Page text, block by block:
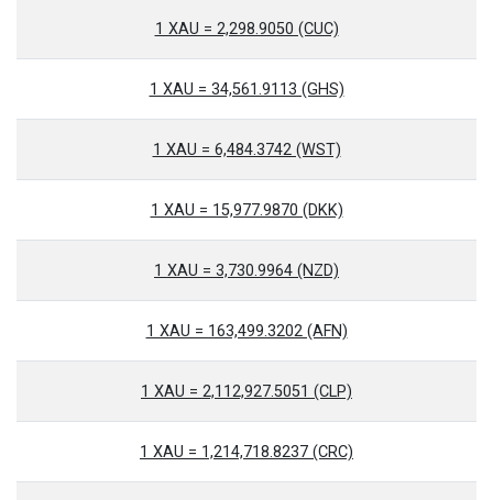
1 XAU = 2,298.9050 (CUC)
1 XAU = 34,561.9113 (GHS)
1 XAU = 6,484.3742 (WST)
1 XAU = 15,977.9870 (DKK)
1 XAU = 3,730.9964 (NZD)
1 XAU = 163,499.3202 (AFN)
1 XAU = 2,112,927.5051 (CLP)
1 XAU = 1,214,718.8237 (CRC)